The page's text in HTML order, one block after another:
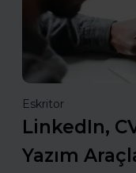
Eskritor
LinkedIn,
Yazım